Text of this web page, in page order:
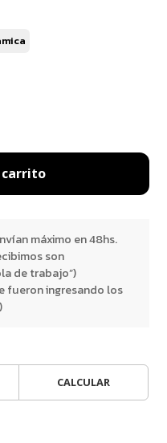
máximo en 48hs.
son
de trabajo”)
fueron ingresando los
CALCULAR